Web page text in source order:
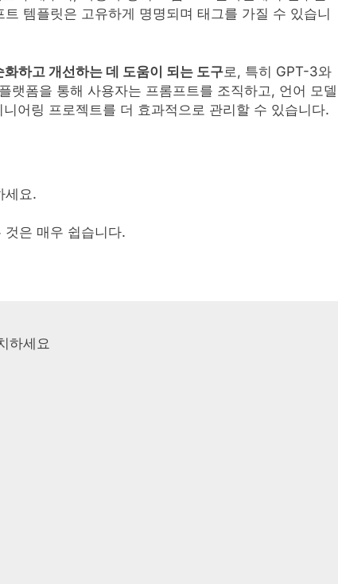
템플릿은 고유하게 명명되며 태그를 가질 수 있습니
하고 개선하는 데 도움이 되는 도구로, 특히 GPT-3와
랫폼을 통해 사용자는 프롬프트를 조직하고, 언어 모델
어링 프로젝트를 더 효과적으로 관리할 수 있습니다.
세요.
은 매우 쉽습니다.
하세요